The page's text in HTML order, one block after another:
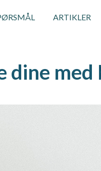
ARTIKLER
med